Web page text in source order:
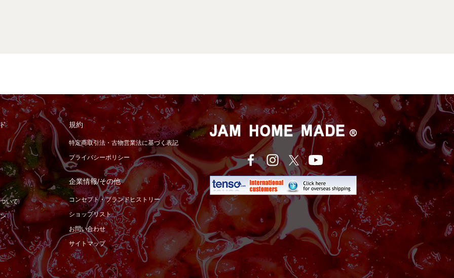
いて
規約
特定商取引法・古物営業法に基づく表記
プライバシーポリシー
企業情報/その他
コンセプト・ブランドヒストリー
ショップリスト
お問い合わせ
サイトマップ